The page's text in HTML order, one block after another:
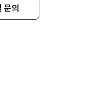
? 얼마나 자주 받
문의